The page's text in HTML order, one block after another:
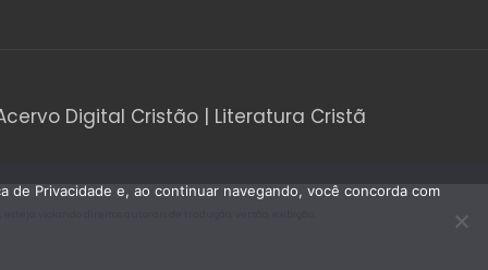
Digital Cristão | Literatura Cristã
violando direitos autorais de tradução, versão, exibição,
de Privacidade e, ao continuar navegando, você concorda com